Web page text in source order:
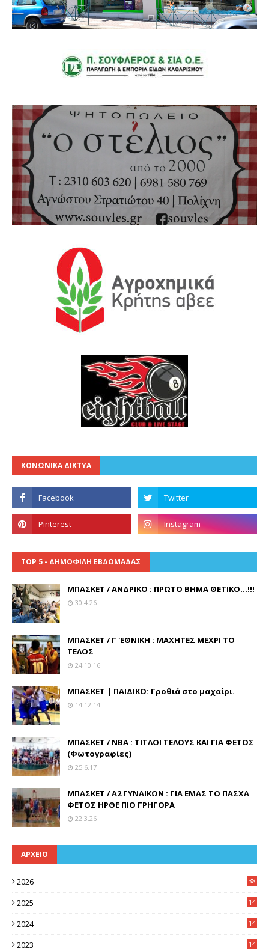
ΚΟΝΩΝΙΚΑ ΔΙΚΤΥΑ
TOP 5 - ΔΗΜΟΦΙΛΗ ΕΒΔΟΜΑΔΑΣ
ΜΠΑΣΚΕΤ / ΑΝΔΡΙΚΟ : ΠΡΩΤΟ ΒΗΜΑ ΘΕΤΙΚΟ...!!!
30.4.26
ΜΠΑΣΚΕΤ / Γ 'ΕΘΝΙΚΗ : ΜΑΧΗΤΕΣ ΜΕΧΡΙ ΤΟ
ΤΕΛΟΣ
24.10.16
ΜΠΑΣΚΕΤ | ΠΑΙΔΙΚΟ: Γροθιά στο μαχαίρι.
14.12.14
ΜΠΑΣΚΕΤ / ΝΒΑ : ΤΙΤΛΟΙ ΤΕΛΟΥΣ ΚΑΙ ΓΙΑ ΦΕΤΟΣ
(Φωτογραφίες)
25.6.17
ΜΠΑΣΚΕΤ / Α2 ΓΥΝΑΙΚΩΝ : ΓΙΑ ΕΜΑΣ ΤΟ ΠΑΣΧΑ
ΦΕΤΟΣ ΗΡΘΕ ΠΙΟ ΓΡΗΓΟΡΑ
22.3.26
ΑΡΧΕΙΟ
2026 38
2025
14
2024
14
2023
14